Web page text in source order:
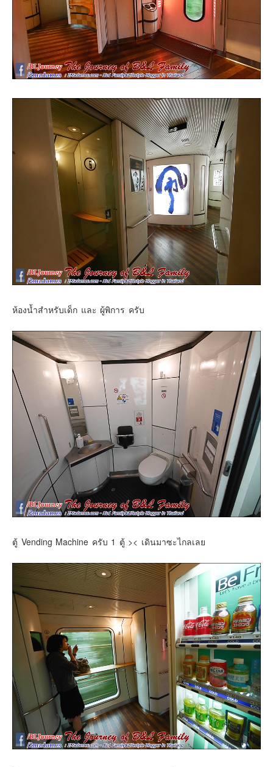
ห้องน้ำสำหรับเด็ก และ ผู้พิการ ครับ
ตู้ Vending Machine ครับ 1 ตู้ >< เดินมาซะไกลเลย